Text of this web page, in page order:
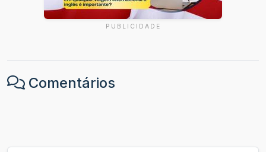
PUBLICIDADE
Comentários